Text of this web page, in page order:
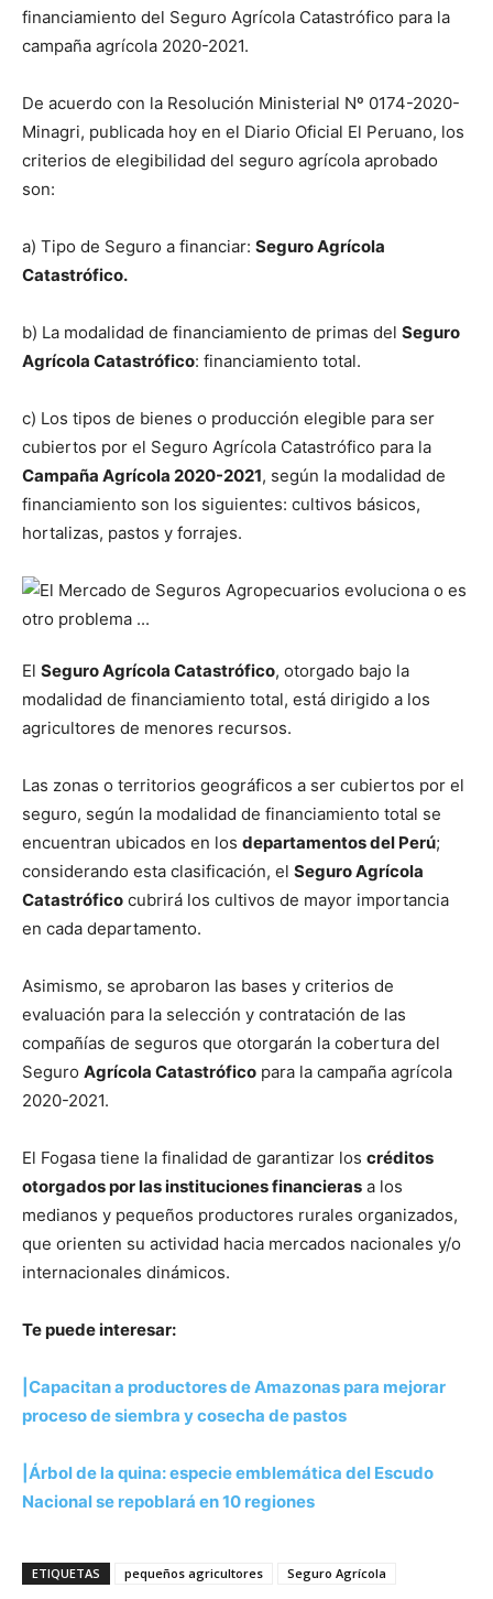
financiamiento del Seguro Agrícola Catastrófico para la
campaña agrícola 2020-2021.
De acuerdo con la Resolución Ministerial Nº 0174-2020-
Minagri, publicada hoy en el Diario Oficial El Peruano, los
criterios de elegibilidad del seguro agrícola aprobado
son:
a) Tipo de Seguro a financiar: Seguro Agrícola
Catastrófico.
b) La modalidad de financiamiento de primas del Seguro
Agrícola Catastrófico: financiamiento total.
c) Los tipos de bienes o producción elegible para ser
cubiertos por el Seguro Agrícola Catastrófico para la
Campaña Agrícola 2020-2021, según la modalidad de
financiamiento son los siguientes: cultivos básicos,
hortalizas, pastos y forrajes.
El Seguro Agrícola Catastrófico, otorgado bajo la
modalidad de financiamiento total, está dirigido a los
agricultores de menores recursos.
Las zonas o territorios geográficos a ser cubiertos por el
seguro, según la modalidad de financiamiento total se
encuentran ubicados en los departamentos del Perú;
considerando esta clasificación, el Seguro Agrícola
Catastrófico cubrirá los cultivos de mayor importancia
en cada departamento.
Asimismo, se aprobaron las bases y criterios de
evaluación para la selección y contratación de las
compañías de seguros que otorgarán la cobertura del
Seguro Agrícola Catastrófico para la campaña agrícola
2020-2021.
El Fogasa tiene la finalidad de garantizar los créditos
otorgados por las instituciones financieras a los
medianos y pequeños productores rurales organizados,
que orienten su actividad hacia mercados nacionales y/o
internacionales dinámicos.
Te puede interesar:
|Capacitan a productores de Amazonas para mejorar
proceso de siembra y cosecha de pastos
|Árbol de la quina: especie emblemática del Escudo
Nacional se repoblará en 10 regiones
ETIQUETAS pequeños agricultores Seguro Agrícola